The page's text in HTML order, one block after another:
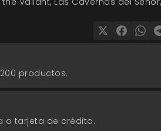
productos.
o tarjeta de crédito.